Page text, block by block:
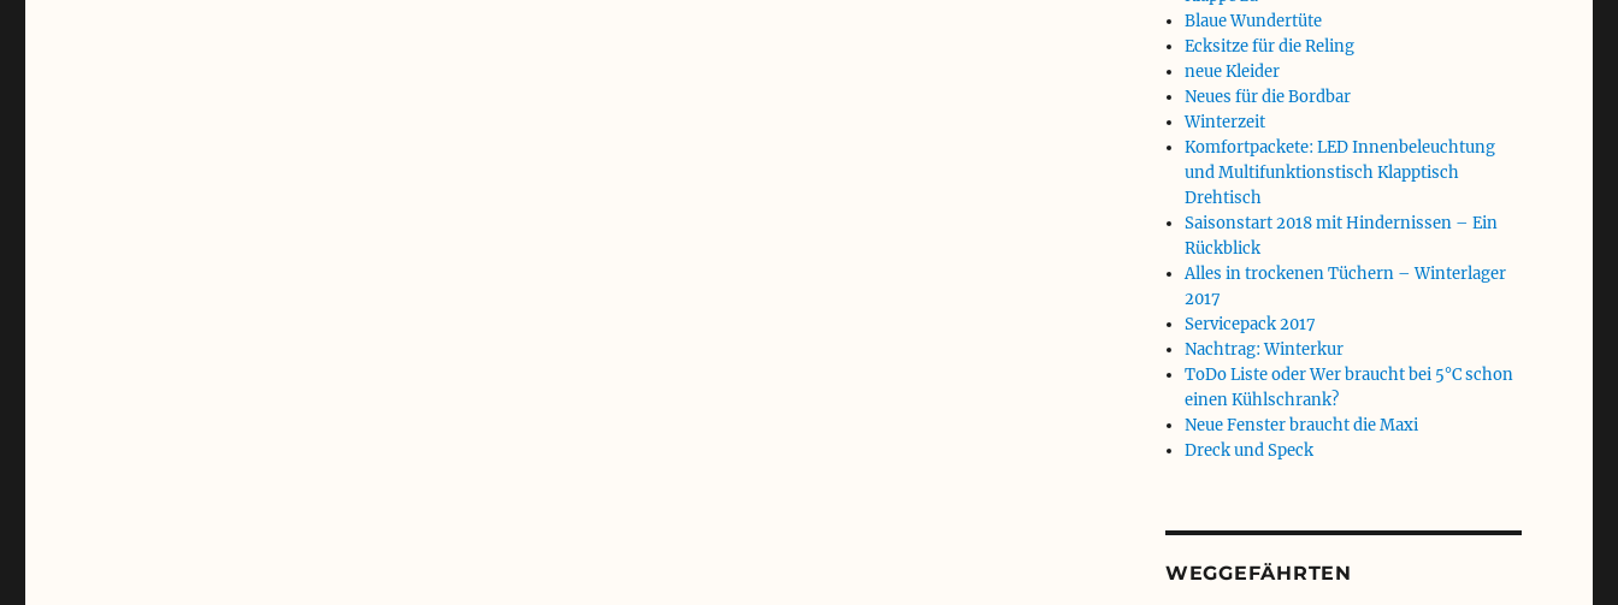
Blaue Wundertüte
Ecksitze für die Reling
neue Kleider
Neues für die Bordbar
Winterzeit
Komfortpackete: LED Innenbeleuchtung
und Multifunktionstisch Klapptisch
Drehtisch
Saisonstart 2018 mit Hindernissen – Ein
Rückblick
Alles in trockenen Tüchern – Winterlager
2017
Servicepack 2017
Nachtrag: Winterkur
ToDo Liste oder Wer braucht bei 5°C schon
einen Kühlschrank?
Neue Fenster braucht die Maxi
Dreck und Speck
WEGGEFÄHRTEN